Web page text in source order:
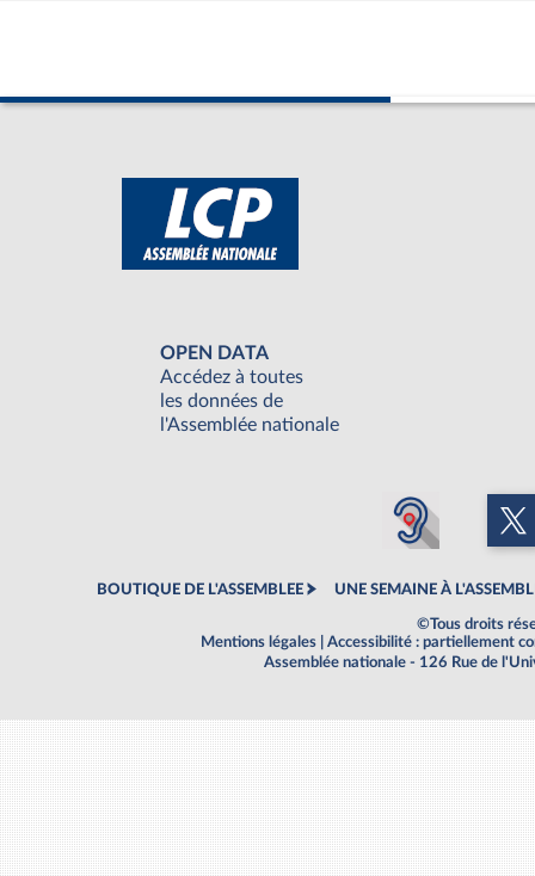
OPEN DATA
Accédez à toutes
les données de
l'Assemblée nationale
BOUTIQUE DE L'ASSEMBLEE UNE SEMAINE À
©Tous droits
Mentions légales
Accessibilité : partiellement
Assemblée nationale - 126 Rue de